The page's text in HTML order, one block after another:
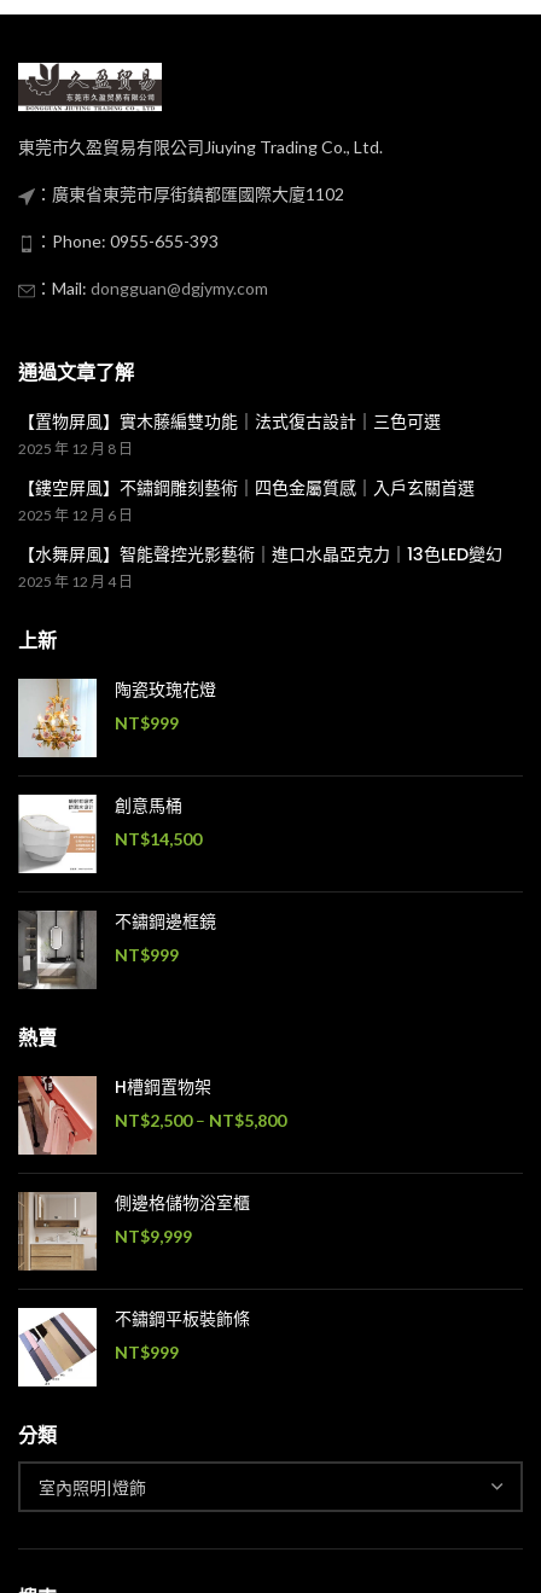
東莞市久盈貿易有限公司Jiuying Trading Co., Ltd.
：廣東省東莞市厚街鎮都匯國際大廈1102
：Phone: 0955-655-393
：Mail: dongguan@dgjymy.com
通過文章了解
【置物屏風】實木藤編雙功能｜法式復古設計｜三色可選
2025 年 12 月 8 日
【鏤空屏風】不鏽鋼雕刻藝術｜四色金屬質感｜入戶玄關首選
2025 年 12 月 6 日
【水舞屏風】智能聲控光影藝術｜進口水晶亞克力｜13色LED變幻
2025 年 12 月 4 日
上新
陶瓷玫瑰花燈
NT$999
創意馬桶
NT$14,500
不鏽鋼邊框鏡
NT$999
熱賣
H槽鋼置物架
NT$2,500 – NT$5,800
側邊格儲物浴室櫃
NT$9,999
不鏽鋼平板裝飾條
NT$999
分類